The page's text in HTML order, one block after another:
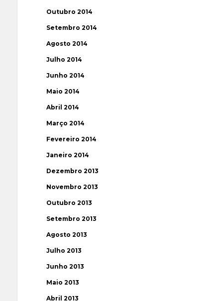
Outubro 2014
Setembro 2014
Agosto 2014
Julho 2014
Junho 2014
Maio 2014
Abril 2014
Março 2014
Fevereiro 2014
Janeiro 2014
Dezembro 2013
Novembro 2013
Outubro 2013
Setembro 2013
Agosto 2013
Julho 2013
Junho 2013
Maio 2013
Abril 2013